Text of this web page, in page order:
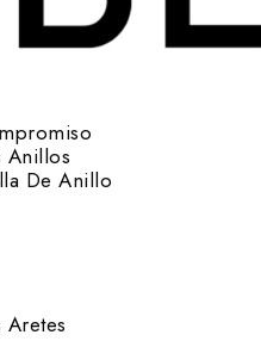
Anillos
De Anillo